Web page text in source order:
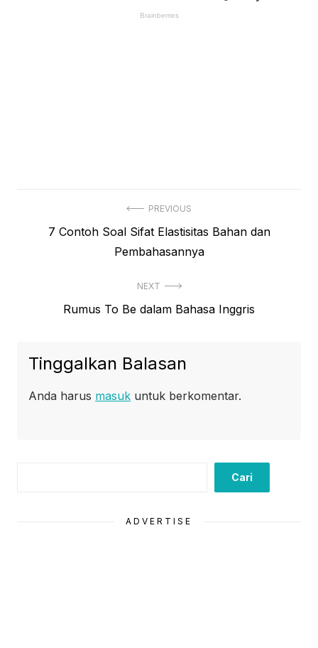
PREVIOUS
Previous7 Contoh Soal Sifat Elastisitas Bahan dan
Pembahasannya
NEXT
Next
Rumus To Be dalam Bahasa Inggris
Tinggalkan Balasan
Anda harus masuk untuk berkomentar.
Cari
ADVERTISE